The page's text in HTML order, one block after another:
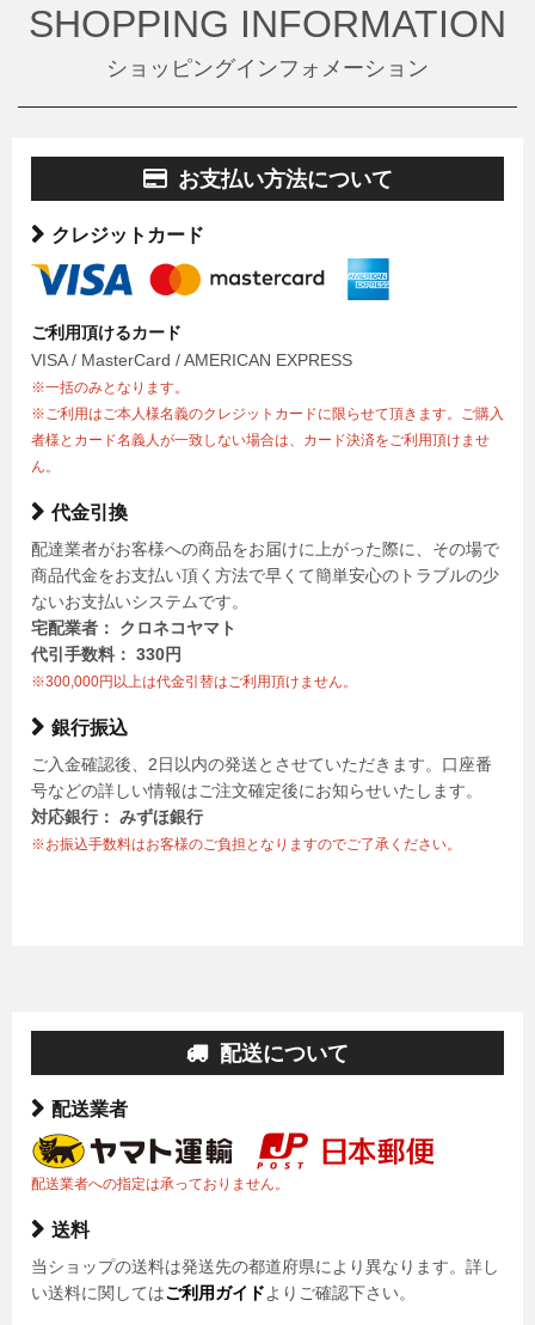
SHOPPING INFORMATION
ショッピングインフォメーション
お支払い方法について
クレジットカード
ご利用頂けるカード
VISA / MasterCard / AMERICAN EXPRESS
※一括のみとなります。
※ご利用はご本人様名義のクレジットカードに限らせて頂きます。ご購入
者様とカード名義人が一致しない場合は、カード決済をご利用頂けませ
ん。
代金引換
配達業者がお客様への商品をお届けに上がった際に、その場で
商品代金をお支払い頂く方法で早くて簡単安心のトラブルの少
ないお支払いシステムです。
宅配業者： クロネコヤマト
代引手数料： 330円
※300,000円以上は代金引替はご利用頂けません。
銀行振込
ご入金確認後、2日以内の発送とさせていただきます。口座番
号などの詳しい情報はご注文確定後にお知らせいたします。
対応銀行： みずほ銀行
※お振込手数料はお客様のご負担となりますのでご了承ください。
配送について
配送業者
配送業者への指定は承っておりません。
送料
当ショップの送料は発送先の都道府県により異なります。詳し
い送料に関してはご利用ガイドよりご確認下さい。